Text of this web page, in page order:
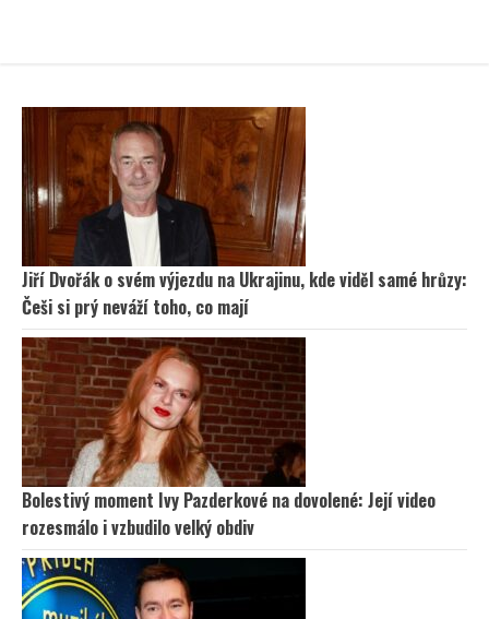
Jiří Dvořák o svém výjezdu na Ukrajinu, kde viděl samé hrůzy:
Češi si prý neváží toho, co mají
Bolestivý moment Ivy Pazderkové na dovolené: Její video
rozesmálo i vzbudilo velký obdiv